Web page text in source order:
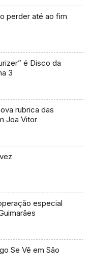
perder até ao fim
é Disco da
3
rubrica das
Joa Vitor
especial
Se Vê em São